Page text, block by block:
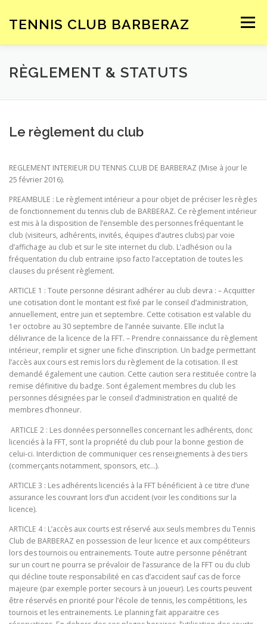
contenu
TENNIS CLUB BARBERAZ Menu
ACCUEIL LE CLUB ENSEIGNEMENT
RÈGLEMENT & STATUTS
Le règlement du club
REGLEMENT INTERIEUR DU TENNIS CLUB DE BARBERAZ (Mise à jour le
25 février 2016).
PREAMBULE : Le règlement intérieur a pour objet de préciser les règles
de fonctionnement du tennis club de BARBERAZ. Ce règlement intérieur
est mis à la disposition de l’ensemble des personnes fréquentant le
club (visiteurs, adhérents, invités, équipes d’autres clubs) par voie
d’affichage au club et sur le site internet du club. L’adhésion ou la
fréquentation du club entraine ipso facto l’acceptation de toutes les
clauses du présent règlement.
ARTICLE 1 : Toute personne désirant adhérer au club devra : – Acquitter
une cotisation dont le montant est fixé par le conseil d’administration,
annuellement, entre juin et septembre. Cette cotisation est valable du
1er octobre au 30 septembre de l’année suivante. Elle inclut la
délivrance de la licence de la FFT. – Prendre connaissance du règlement
intérieur, remplir et signer une fiche d’inscription. Un badge permettant
l’accès aux cours est remis lors du règlement de la cotisation. Il est
demandé également une caution. Cette caution sera restituée contre la
remise définitive du badge. Sont également membres du club les
personnes désignées par le conseil d’administration en qualité de
membres d’honneur.
ARTICLE 2 : Les données personnelles concernant les adhérents, donc
licenciés à la FFT, sont la propriété du club pour la bonne gestion de
celui-ci. Interdiction de communiquer ces renseignements à des tiers
(commerçants notamment, sponsors, etc…).
ARTICLE 3 : Les adhérents licenciés à la FFT bénéficient à ce titre d’une
assurance les couvrant lors d’un accident (voir les conditions sur la
licence).
ARTICLE 4 : L’accès aux courts est réservé aux seuls membres du Tennis
Club de BARBERAZ en possession de leur licence et aux compétiteurs
lors des tournois ou entrainements. Toute autre personne pénétrant
sur un court ne pourra se prévaloir de l’assurance de la FFT ou du club
qui décline toute responsabilité en cas d’accident sauf cas de force
majeure (par exemple porter secours à un joueur). Les courts peuvent
être réservés en priorité pour l’école de tennis, les compétitions, les
tournois et les entrainements. Le planning fait apparaitre ces